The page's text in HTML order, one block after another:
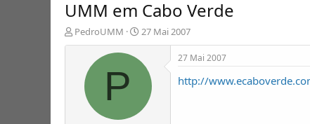
UMM em Cabo Verde
I
n
PedroUMM
D
a
a
i
27 Mai 2007
P
27 Mai 2007
http://